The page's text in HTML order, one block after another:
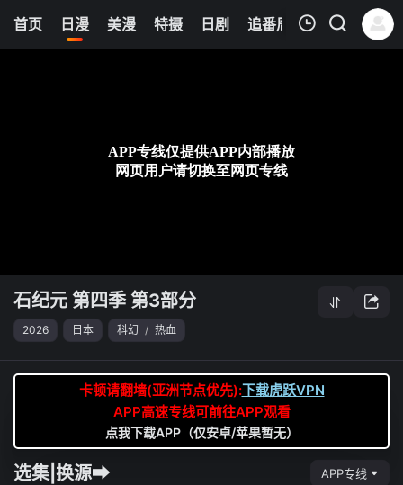
首页 日漫 美漫 特摄 日剧 追番周表 今日更新
0
清空
石纪元 第四季 第3部分
2026 日本 科幻 / 热血
卡顿请翻墙(亚洲节点优先):下载虎跃VPN
APP高速专线可前往APP观看
点我下载APP（仅安卓/苹果暂无）
选集|换源➡ APP专线